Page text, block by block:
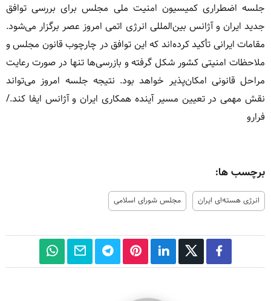
جلسه اضطراری کمیسیون امنیت ملی مجلس برای بررسی توافق
جدید ایران و آژانس بین‌المللی انرژی اتمی امروز عصر برگزار می‌شود.
مقامات ایرانی تأکید کرده‌اند که این توافق در چارچوب قانون مجلس و
ملاحظات امنیتی کشور شکل گرفته و بازرسی‌ها تنها در صورت رعایت
مراحل قانونی امکان‌پذیر خواهد بود. نتیجه جلسه امروز می‌تواند
نقش مهمی در تعیین مسیر آینده همکاری ایران و آژانس ایفا کند./
فرارو
برچسب ها:
انرژی هسته‌ای ایران مجلس شورای اسلامی